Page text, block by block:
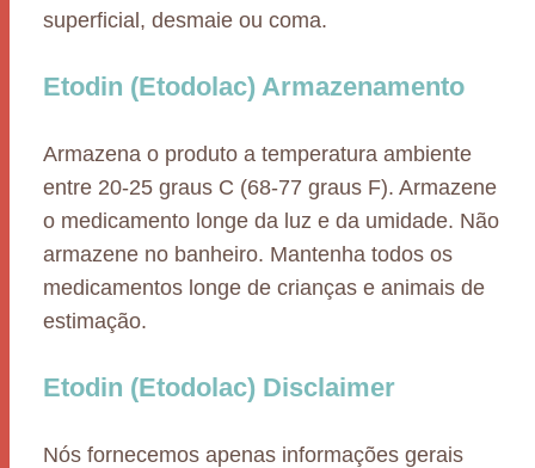
superficial, desmaie ou coma.
Etodin (Etodolac) Armazenamento
Armazena o produto a temperatura ambiente
entre 20-25 graus C (68-77 graus F). Armazene
o medicamento longe da luz e da umidade. Não
armazene no banheiro. Mantenha todos os
medicamentos longe de crianças e animais de
estimação.
Etodin (Etodolac) Disclaimer
Nós fornecemos apenas informações gerais